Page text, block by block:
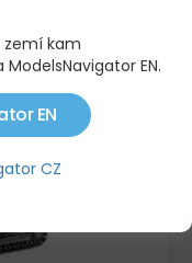
zemí kam
EN.
EN
CZ